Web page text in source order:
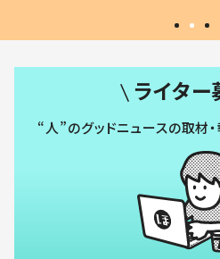
ライター
“人”のグッドニュースの取材